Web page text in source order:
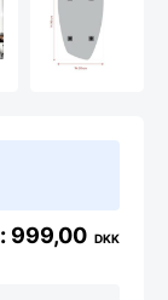
999,00 DKK